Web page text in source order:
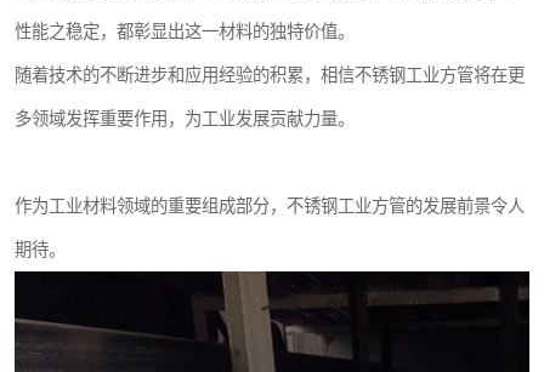
性能之稳定，都彰显出这一材料的独特价值。
随着技术的不断进步和应用经验的积累，相信不锈钢工业方管将在更
多领域发挥重要作用，为工业发展贡献力量。
作为工业材料领域的重要组成部分，不锈钢工业方管的发展前景令人
期待。